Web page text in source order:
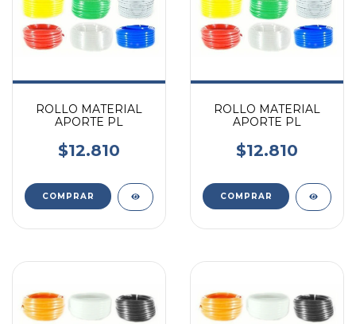
ROLLO MATERIAL
APORTE PL
$12.810
ROLLO MATERIAL
APORTE PL
$12.810